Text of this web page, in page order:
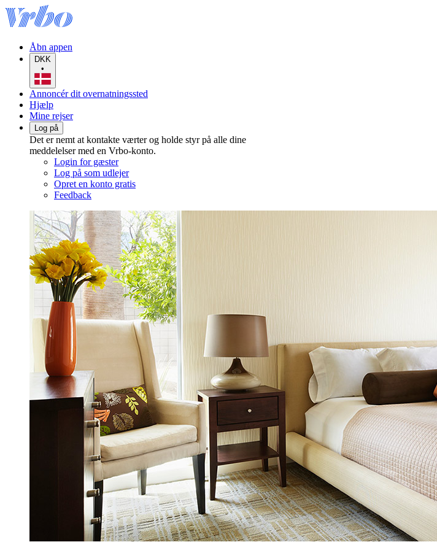
Åbn appen
DKK
•
Annoncér dit overnatningssted
Hjælp
Mine rejser
Log på
Det er nemt at kontakte værter og holde styr på alle dine
meddelelser med en Vrbo-konto.
Login for gæster
Log på som udlejer
Opret en konto gratis
Feedback